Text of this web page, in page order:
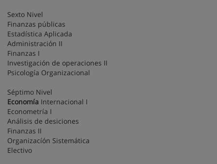
Sexto Nivel
Finanzas públicas
Estadística Aplicada
Administración II
Finanzas I
Investigación de operaciones II
Psicología Organizacional
Séptimo Nivel
Economía Internacional I
Econometría I
Análisis de desiciones
Finanzas II
Organizacíón Sistemática
Electivo